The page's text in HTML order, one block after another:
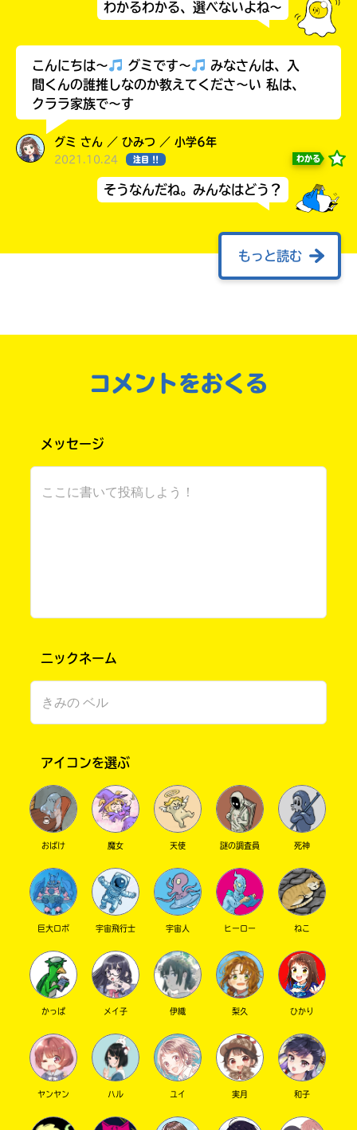
自分だけの
このマチのことを
もっと知りたい
キミに
わかるわかる、選べないよね～
こんにちは～ グミです～
みなさんは、入
間くんの誰推しなのか教えてくださ～い 私は、
クララ家族で～す
グミ さん ／ ひみつ ／ 小学6年
2021.10.24 注目 !! わかる
そうなんだね。みんなはどう？
もっと読む
うぇぇぇぇぇい！入間くんっっっっっっ！見
ぜひ！
俺も読みたいなー
リュウジ さん ／ 男性 ／ 小学5年
めいめい さん ／ 女性 ／ 小学5年
コメントをおくる
メッセージ
ニックネーム
アイコンを選ぶ
おばけ 魔女 天使 謎の調査員 死神
巨大ロボ 宇宙飛行士 宇宙人 ヒーロー ねこ
かっぱ メイ子 伊織 梨久 ひかり
ヤンヤン ハル ユイ 実月 和子